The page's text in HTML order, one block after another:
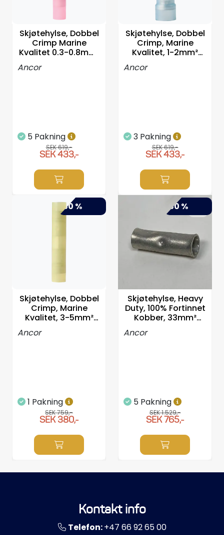
Skjøtehylse, Dobbel
Crimp Marine
Kvalitet 0.3-0.8mm²
Ancor
5 Pakning
SEK 619,-
SEK 433,-
Skjøtehylse, Dobbel
Crimp, Marine
Kvalitet, 1-2mm²
Ancor
3 Pakning
SEK 619,-
SEK 433,-
-50 %
Skjøtehylse, Dobbel
Crimp, Marine
Kvalitet, 3-5mm²
Ancor
1 Pakning
SEK 759,-
SEK 380,-
-50 %
Skjøtehylse, Heavy
Duty, 100% Fortinnet
Kobber, 33mm²
Ancor
5 Pakning
SEK 1.529,-
SEK 765,-
Kontakt info
Telefon:+47 66 92 65 00
Verktyg
Super Outlet
Brandsläckare
Hydrauliks styrning
Motordelar
Super Outlet